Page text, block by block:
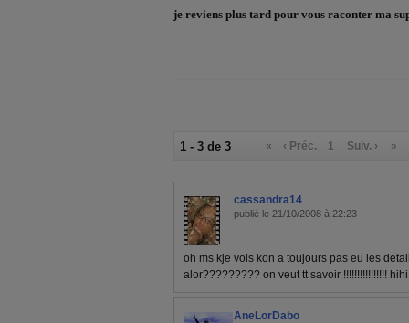
je reviens plus tard pour vous raconter ma
1 - 3 de 3 « ‹ Préc. 1 Suiv. › »
cassandra14
publié le 21/10/2008 à 22:23
oh ms kje vois kon a toujours pas eu les
alor????????? on veut tt savoir !!!!!!!!!!!!!!!!
AneLorDabo